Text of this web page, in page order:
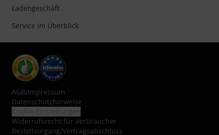
Ladengeschäft
Service im Überblick
AGB/Impressum
Datenschutzhinweise
Widerrufsrecht für Verbraucher
Bestellvorgang/Vertragsabschluss